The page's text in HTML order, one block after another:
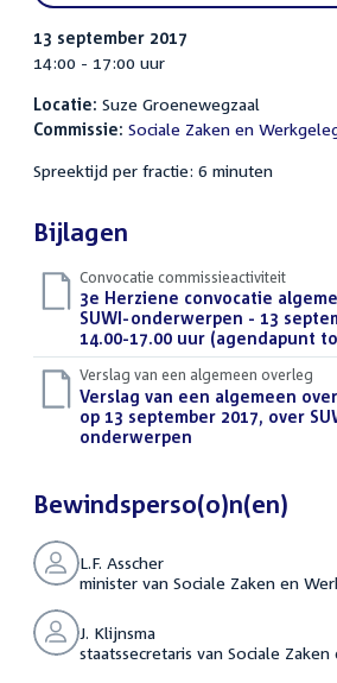
13 september 2017
14:00 - 17:00 uur
Locatie: Suze Groenewegzaal
Commissie: Sociale Zaken en
Spreektijd per fractie: 6 minuten
Bijlagen
Convocatie commissieactiviteit
Download
bestand:
3e Herziene convocatie
SUWI-onderwerpen - 13
14.00-17.00 uur (agendapunt
Verslag van een algemeen overleg
Download
bestand:
Verslag van een algemeen
op 13 september 2017, over
onderwerpen
Bewindsperso(o)n(en)
L.F. Asscher
minister van Sociale Zaken en
J. Klijnsma
staatssecretaris van Sociale